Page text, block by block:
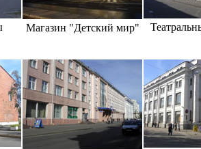
Магазин "Детский мир"